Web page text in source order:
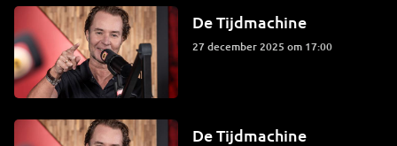
De Tijdmachine
27 december 2025 om 17:00
De Tijdmachine